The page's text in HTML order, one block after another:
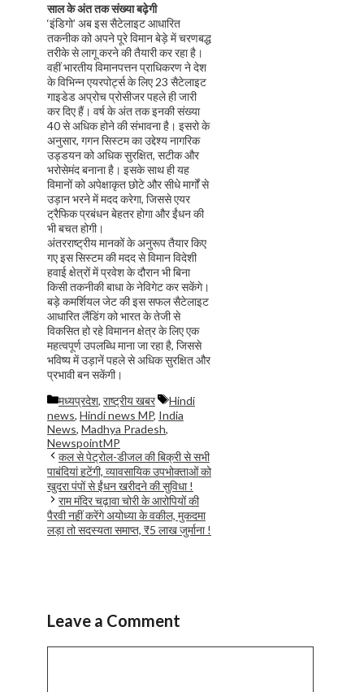
साल के अंत तक संख्या बढ़ेगी
‘इंडिगो’ अब इस सैटेलाइट आधारित
तकनीक को अपने पूरे विमान बेड़े में चरणबद्ध
तरीके से लागू करने की तैयारी कर रहा है।
वहीं भारतीय विमानपत्तन प्राधिकरण ने देश
के विभिन्न एयरपोर्ट्स के लिए 23 सैटेलाइट
गाइडेड अप्रोच प्रोसीजर पहले ही जारी
कर दिए हैं। वर्ष के अंत तक इनकी संख्या
40 से अधिक होने की संभावना है। इसरो के
अनुसार, गगन सिस्टम का उद्देश्य नागरिक
उड्डयन को अधिक सुरक्षित, सटीक और
भरोसेमंद बनाना है। इसके साथ ही यह
विमानों को अपेक्षाकृत छोटे और सीधे मार्गों से
उड़ान भरने में मदद करेगा, जिससे एयर
ट्रैफिक प्रबंधन बेहतर होगा और ईंधन की
भी बचत होगी।
अंतरराष्ट्रीय मानकों के अनुरूप तैयार किए
गए इस सिस्टम की मदद से विमान विदेशी
हवाई क्षेत्रों में प्रवेश के दौरान भी बिना
किसी तकनीकी बाधा के नेविगेट कर सकेंगे।
बड़े कमर्शियल जेट की इस सफल सैटेलाइट
आधारित लैंडिंग को भारत के तेजी से
विकसित हो रहे विमानन क्षेत्र के लिए एक
महत्वपूर्ण उपलब्धि माना जा रहा है, जिससे
भविष्य में उड़ानें पहले से अधिक सुरक्षित और
प्रभावी बन सकेंगी।
Categories
मध्यप्रदेश, राष्ट्रीय खबर Tags
Hindi
news, Hindi news MP, India
News, Madhya Pradesh,
NewspointMP
कल से पेट्रोल-डीजल की बिक्री से सभी
पाबंदियां हटेंगी, व्यावसायिक उपभोक्ताओं को
खुदरा पंपों से ईंधन खरीदने की सुविधा !
राम मंदिर चढ़ावा चोरी के आरोपियों की
पैरवी नहीं करेंगे अयोध्या के वकील, मुकदमा
लड़ा तो सदस्यता समाप्त, ₹5 लाख जुर्माना !
Leave a Comment